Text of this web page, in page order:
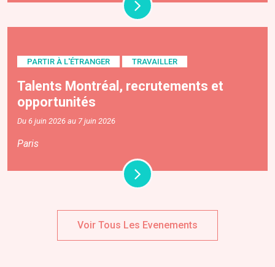
PARTIR À L'ÉTRANGER TRAVAILLER
Talents Montréal, recrutements et
opportunités
Du 6 juin 2026 au 7 juin 2026
Paris
Voir Tous Les Evenements